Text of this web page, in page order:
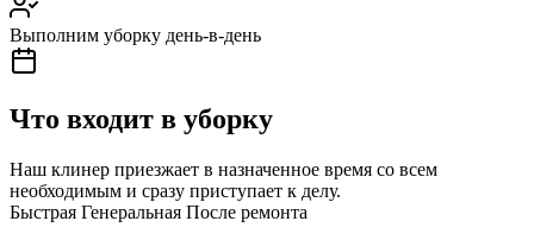
Выполним уборку день-в-день
Что входит в уборку
Наш клинер приезжает в назначенное время со всем
необходимым и сразу приступает к делу.
Быстрая Генеральная После ремонта